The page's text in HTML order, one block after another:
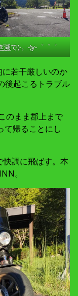
湖で(-。-)y-゜゜゜
若干厳しいのか
後起こるトラブル
のまま郡上まで
て帰ることにし
快調に飛ばす。本
。